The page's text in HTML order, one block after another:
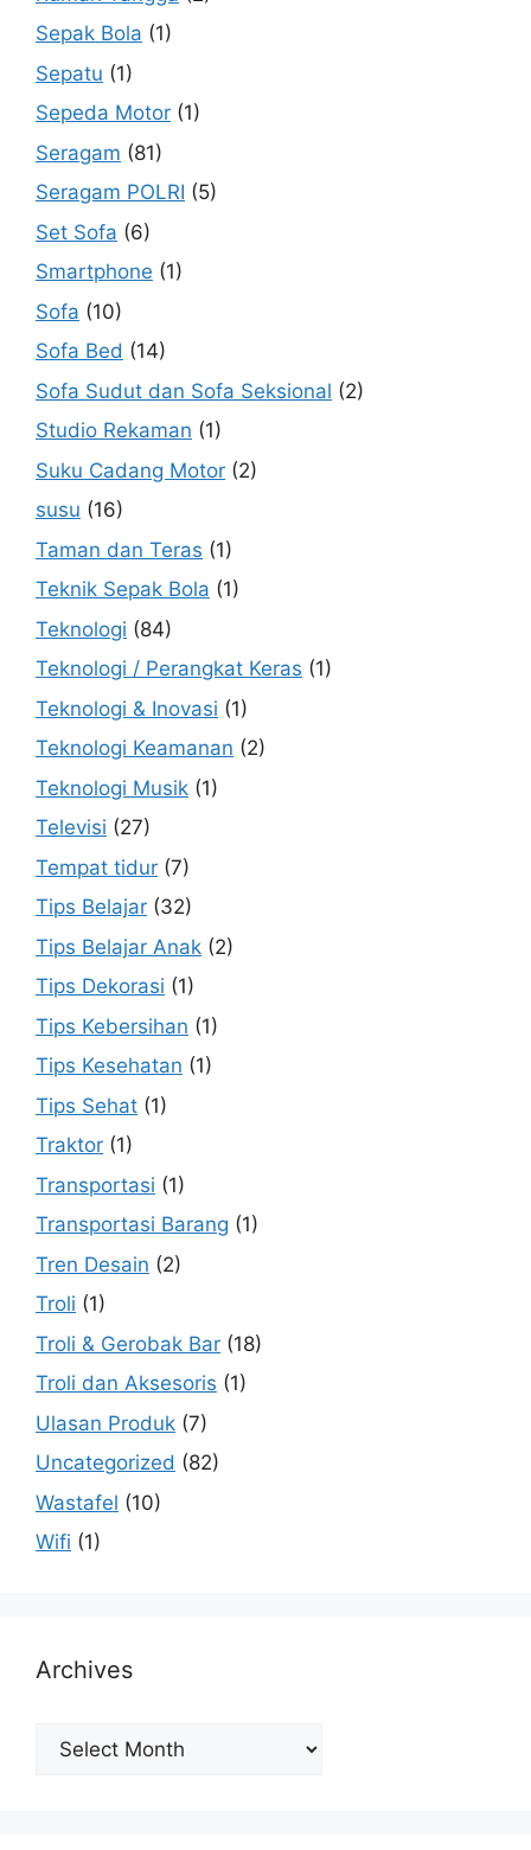
Sepak Bola (1)
Sepatu (1)
Sepeda Motor (1)
Seragam (81)
Seragam POLRI (5)
Set Sofa (6)
Smartphone (1)
Sofa (10)
Sofa Bed (14)
Sofa Sudut dan Sofa Seksional (2)
Studio Rekaman (1)
Suku Cadang Motor (2)
susu (16)
Taman dan Teras (1)
Teknik Sepak Bola (1)
Teknologi (84)
Teknologi / Perangkat Keras (1)
Teknologi & Inovasi (1)
Teknologi Keamanan (2)
Teknologi Musik (1)
Televisi (27)
Tempat tidur (7)
Tips Belajar (32)
Tips Belajar Anak (2)
Tips Dekorasi (1)
Tips Kebersihan (1)
Tips Kesehatan (1)
Tips Sehat (1)
Traktor (1)
Transportasi (1)
Transportasi Barang (1)
Tren Desain (2)
Troli (1)
Troli & Gerobak Bar (18)
Troli dan Aksesoris (1)
Ulasan Produk (7)
Uncategorized (82)
Wastafel (10)
Wifi (1)
Archives
Archives